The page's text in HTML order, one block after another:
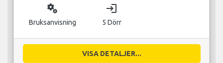
miscellaneous_services
Bruksanvisning
login
5 Dörr
VISA DETALJER...